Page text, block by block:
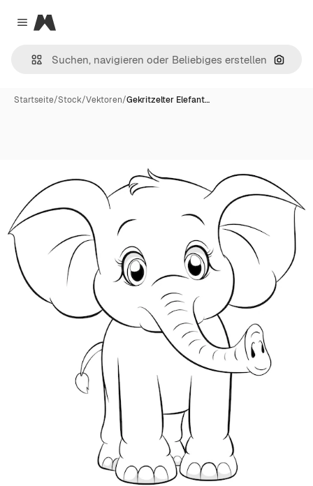
Close menu
Magnific
Nach
Startseite/Stock/Vektoren/Gekritzelter Elefant…